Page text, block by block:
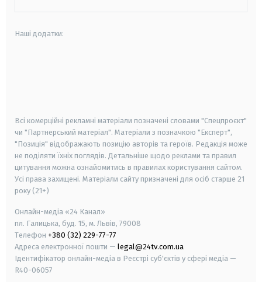
Наші додатки:
Всі комерційні рекламні матеріали позначені словами "Спецпроєкт"
чи "Партнерський матеріал". Матеріали з позначкою "Експерт",
"Позиція" відображають позицію авторів та героїв. Редакція може
не поділяти їхніх поглядів. Детальніше щодо реклами та правил
цитування можна ознайомитись в правилах користування сайтом.
Усі права захищені. Матеріали сайту призначені для осіб старше 21
року (21+)
Онлайн-медіа «24 Канал»
пл. Галицька, буд. 15, м. Львів, 79008
Телефон +380 (32) 229-77-77
Адреса електронної пошти — legal@24tv.com.ua
Ідентифікатор онлайн-медіа в Реєстрі суб'єктів у сфері медіа —
R40-06057